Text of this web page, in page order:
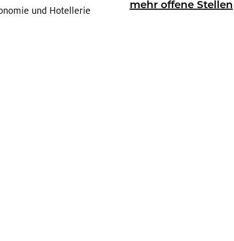
und Ho­tel­le­rie
mehr of­fe­ne Stel­len